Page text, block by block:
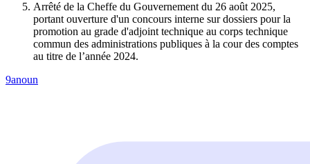
Arrêté de la Cheffe du Gouvernement du 26 août 2025,
portant ouverture d'un concours interne sur dossiers pour la
promotion au grade d'adjoint technique au corps technique
commun des administrations publiques à la cour des comptes
au titre de l’année 2024.
9anoun